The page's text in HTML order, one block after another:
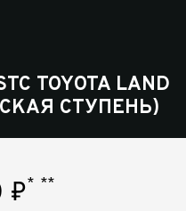
TOYOTA LAND
СТУПЕНЬ)
₽* **